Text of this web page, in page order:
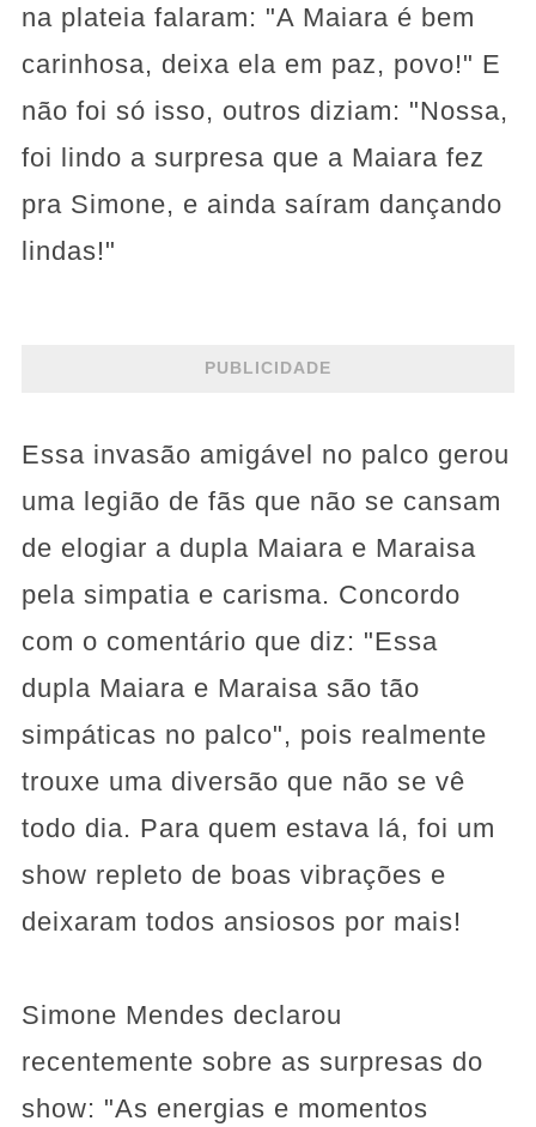
na plateia falaram: "A Maiara é bem
carinhosa, deixa ela em paz, povo!" E
não foi só isso, outros diziam: "Nossa,
foi lindo a surpresa que a Maiara fez
pra Simone, e ainda saíram dançando
lindas!"
PUBLICIDADE
Essa invasão amigável no palco gerou
uma legião de fãs que não se cansam
de elogiar a dupla Maiara e Maraisa
pela simpatia e carisma. Concordo
com o comentário que diz: "Essa
dupla Maiara e Maraisa são tão
simpáticas no palco", pois realmente
trouxe uma diversão que não se vê
todo dia. Para quem estava lá, foi um
show repleto de boas vibrações e
deixaram todos ansiosos por mais!
Simone Mendes declarou
recentemente sobre as surpresas do
show: "As energias e momentos